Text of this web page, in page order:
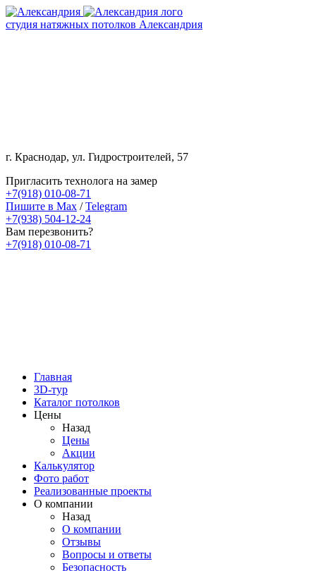
студия натяжных потолков Александрия
г. Краснодар, ул. Гидростроителей, 57
Пригласить технолога на замер
+7(918) 010-08-71
Пишите в Max /Telegram
+7(938) 504-12-24
Вам перезвонить?
+7(918) 010-08-71
Главная
3D-тур
Каталог потолков
Цены
Назад
Цены
Акции
Калькулятор
Фото работ
Реализованные проекты
О компании
Назад
О компании
Отзывы
Вопросы и ответы
Безопасность